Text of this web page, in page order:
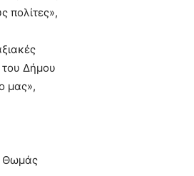
πολίτες»,
του Δήμου
μας»,
Θωμάς